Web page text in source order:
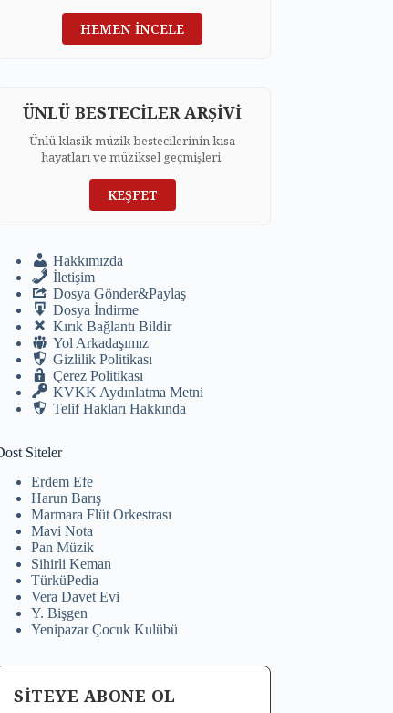
HEMEN İNCELE
ÜNLÜ BESTECİLER ARŞİVİ
Ünlü klasik müzik bestecilerinin kısa
hayatları ve müziksel geçmişleri.
KEŞFET
Hakkımızda
İletişim
Dosya Gönder&Paylaş
Dosya İndirme
Kırık Bağlantı Bildir
Yol Arkadaşımız
Gizlilik Politikası
Çerez Politikası
KVKK Aydınlatma Metni
Telif Hakları Hakkında
Siteler
Erdem Efe
Harun Barış
Marmara Flüt Orkestrası
Mavi Nota
Pan Müzik
Sihirli Keman
TürküPedia
Vera Davet Evi
Y. Bişgen
Yenipazar Çocuk Kulübü
SİTEYE ABONE OL